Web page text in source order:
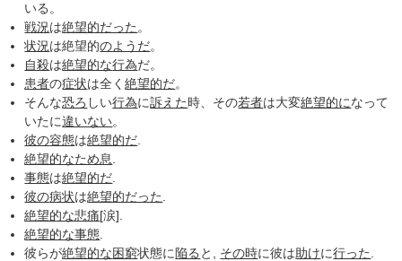
いる。
戦況は絶望的だった 。
状況は絶望的のようだ。
自殺は絶望的な行為だ。
患者の症状は全く絶望的だ。
そんな恐ろ しい行為に訴えた時、その若者は大変絶望的になって
いたに違いない。
彼の容態は絶望的だ
絶望的なため息
事態は絶望的だ
彼の病状は絶望的だった
絶望的な悲痛[涙].
絶望的な事態
彼らが絶望的な困窮状態に 陥る と, その時に彼は助けに行った